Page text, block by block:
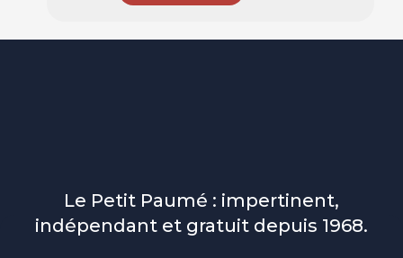
Le Petit Paumé : impertinent,
indépendant et gratuit depuis 1968.